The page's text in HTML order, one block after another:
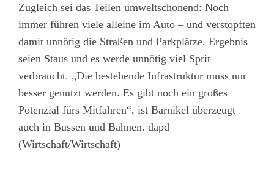
Zugleich sei das Teilen umweltschonend: Noch
immer führen viele alleine im Auto – und verstopften
damit unnötig die Straßen und Parkplätze. Ergebnis
seien Staus und es werde unnötig viel Sprit
verbraucht. „Die bestehende Infrastruktur muss nur
besser genutzt werden. Es gibt noch ein großes
Potenzial fürs Mitfahren“, ist Barnikel überzeugt –
auch in Bussen und Bahnen. dapd
(Wirtschaft/Wirtschaft)